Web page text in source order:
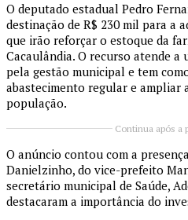
O deputado estadual Pedro
destinação de R$ 230 mil para a
que irão reforçar o estoque da
Cacaulândia. O recurso atende a
pela gestão municipal e tem
abastecimento regular e ampliar
população.
Continua após a
O anúncio contou com a
Danielzinho, do vice-prefeito
secretário municipal de Saúde,
destacaram a importância do